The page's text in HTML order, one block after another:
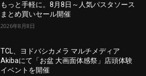
もっと手軽に。8月8日～人気パスタソース
まとめ買いセール開催
2026年8月8日
TCL、ヨドバシカメラ マルチメディア
Akibaにて「お盆 大画面体感祭」店頭体験
イベントを開催